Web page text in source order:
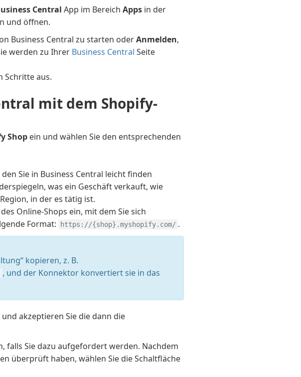
Central App im BereichApps in der
und öffnen.
Business Central zu starten oderAnmelden,
werden zu Ihrer Business Central Seite
Schritte aus.
mit dem Shopify-
Shop ein und wählen Sie den entsprechenden
Sie in Business Central leicht finden
was ein Geschäft verkauft, wie
in der es tätig ist.
des Online-Shops ein, mit dem Sie sich
Format:
https://{shop}.myshopify.com/ .
kopieren, z. B.
, und der Konnektor konvertiert sie in das
und akzeptieren Sie die dann die
falls Sie dazu aufgefordert werden. Nachdem
überprüft haben, wählen Sie die Schaltfläche